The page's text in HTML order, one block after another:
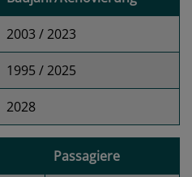
2003 / 2023
1995 / 2025
2028
Passagiere